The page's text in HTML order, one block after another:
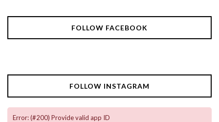
FOLLOW FACEBOOK
FOLLOW INSTAGRAM
Error: (#200) Provide valid app ID